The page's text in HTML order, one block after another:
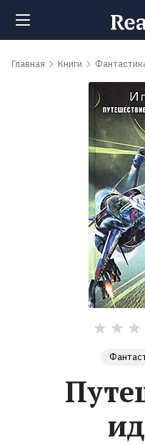
Поиск
обсуждаемые
Главная Книги